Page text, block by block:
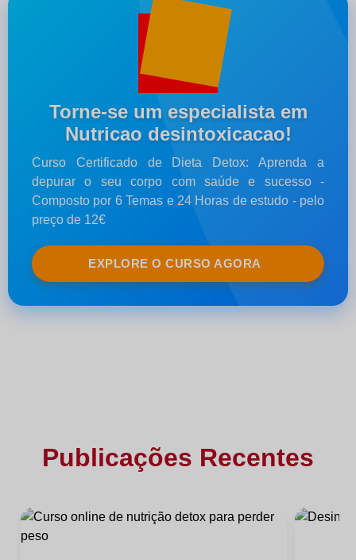
Torne-se um especialista em
Nutricao desintoxicacao!
Curso Certificado de Dieta Detox: Aprenda a
depurar o seu corpo com saúde e sucesso -
Composto por 6 Temas e 24 Horas de estudo - pelo
preço de 12€
EXPLORE O CURSO AGORA
Publicações Recentes